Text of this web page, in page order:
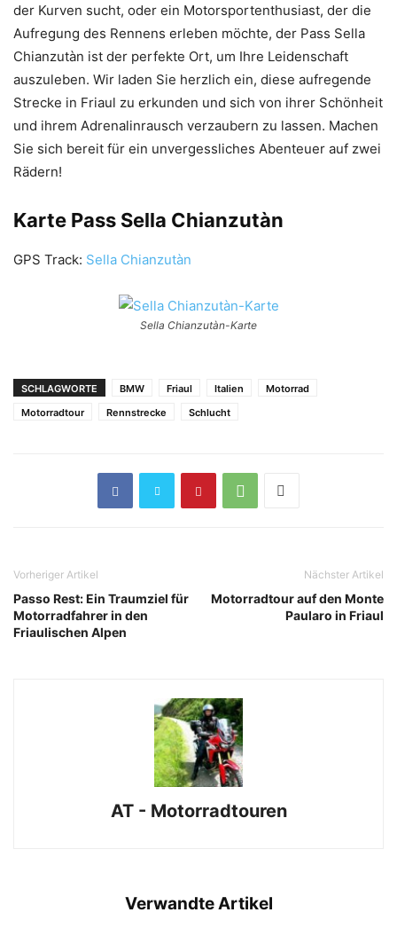
der Kurven sucht, oder ein Motorsportenthusiast, der die
Aufregung des Rennens erleben möchte, der Pass Sella
Chianzutàn ist der perfekte Ort, um Ihre Leidenschaft
auszuleben. Wir laden Sie herzlich ein, diese aufregende
Strecke in Friaul zu erkunden und sich von ihrer Schönheit
und ihrem Adrenalinrausch verzaubern zu lassen. Machen
Sie sich bereit für ein unvergessliches Abenteuer auf zwei
Rädern!
Karte Pass Sella Chianzutàn
GPS Track: Sella Chianzutàn
Sella Chianzutàn-Karte
SCHLAGWORTE BMW Friaul Italien
Motorrad
Motorradtour
Rennstrecke Schlucht
Vorheriger Artikel
Passo Rest: Ein Traumziel für
Motorradfahrer in den
Friaulischen Alpen
Nächster Artikel
Motorradtour auf den Monte
Paularo in Friaul
AT - Motorradtouren
Verwandte Artikel